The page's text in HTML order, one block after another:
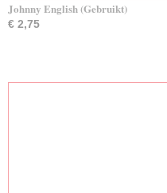
Johnny English (Gebruikt)
€ 2,75